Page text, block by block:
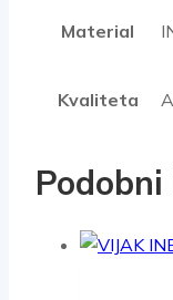
Material
Kvaliteta